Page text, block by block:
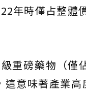
年時僅占整體
重磅藥物（僅
意味著產業